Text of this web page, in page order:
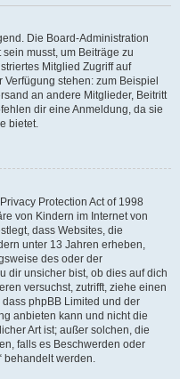
Die Board-Administration
musst, um Beiträge zu
Mitglied Zugriff auf
stehen: zum Beispiel
an andere Mitglieder, Beitritt
dir eine Anmeldung, da sie
bietet.
Protection Act of 1998
von Kindern im Internet von
dass Websites, die
unter 13 Jahren erheben,
des oder der
dir unsicher bist, ob dies auf dich
versuchst, zutrifft, ziehe einen
phpBB Limited und der
anbieten kann und nicht die
Art ist; außer solchen, die
falls es Beschwerden oder
behandelt werden.